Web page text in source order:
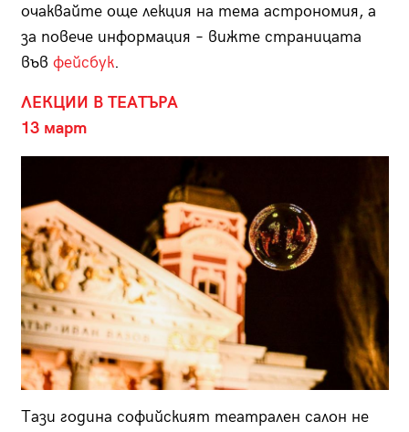
очаквайте още лекция на тема астрономия, а
за повече информация – вижте страницата
във фейсбук.
ЛЕКЦИИ В ТЕАТЪРА
13 март
Тази година софийският театрален салон не